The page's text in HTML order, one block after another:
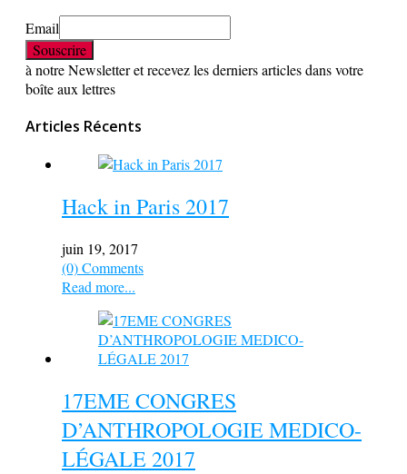
Email
à notre Newsletter et recevez les derniers articles dans votre
boîte aux lettres
Articles Récents
Hack in Paris 2017
juin 19, 2017
(0) Comments
Read more...
17EME CONGRES
D’ANTHROPOLOGIE MEDICO-
LÉGALE 2017